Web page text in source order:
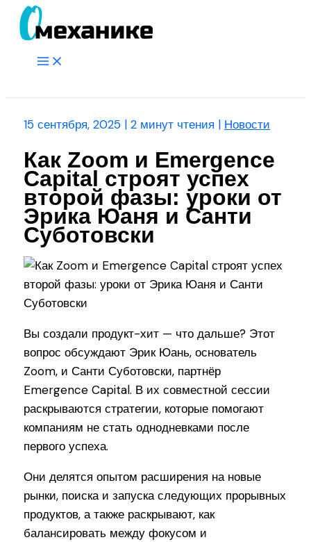
Перейти
Main
15 сентября, 2025 |2 минут чтения | Новости
Как Zoom и Emergence
Capital строят успех
второй фазы: уроки от
Эрика Юаня и Санти
Суботовски
Вы создали продукт-хит — что дальше? Этот
вопрос обсуждают Эрик Юань, основатель
Zoom, и Санти Суботовски, партнёр
Emergence Capital. В их совместной сессии
раскрываются стратегии, которые помогают
компаниям не стать однодневками после
первого успеха.
Они делятся опытом расширения на новые
рынки, поиска и запуска следующих прорывных
продуктов, а также раскрывают, как
балансировать между фокусом и